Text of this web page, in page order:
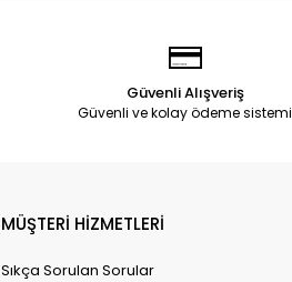
Güvenli Alışveriş
Güvenli ve kolay ödeme sistemi
MÜŞTERİ HİZMETLERİ
Sıkça Sorulan Sorular